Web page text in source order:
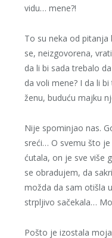
vidu… mene?!
To su neka od pitanja
se, neizgovorena,
da li bi sada trebalo
da voli mene? I da li
ženu, buduću majku
Nije spominjao nas.
sreći… O svemu što
ćutala, on je sve više
se obradujem, da
možda da sam otišla
strpljivo sačekala…
Pošto je izostala